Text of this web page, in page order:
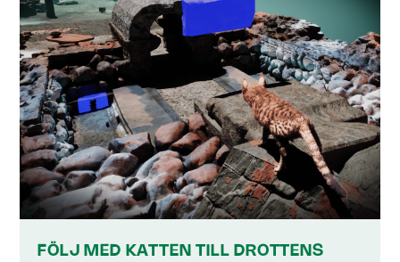
FÖLJ MED KATTEN TILL DROTTENS